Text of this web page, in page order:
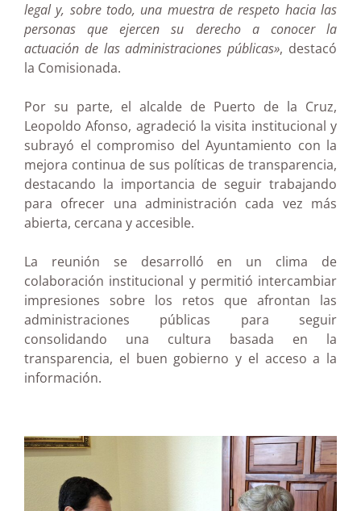
legal y, sobre todo, una muestra de respeto hacia las
personas que ejercen su derecho a conocer la
actuación de las administraciones públicas», destacó
la Comisionada.
Por su parte, el alcalde de Puerto de la Cruz,
Leopoldo Afonso, agradeció la visita institucional y
subrayó el compromiso del Ayuntamiento con la
mejora continua de sus políticas de transparencia,
destacando la importancia de seguir trabajando
para ofrecer una administración cada vez más
abierta, cercana y accesible.
La reunión se desarrolló en un clima de
colaboración institucional y permitió intercambiar
impresiones sobre los retos que afrontan las
administraciones públicas para seguir
consolidando una cultura basada en la
transparencia, el buen gobierno y el acceso a la
información.